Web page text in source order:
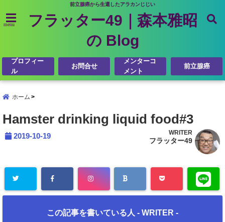
前立腺癌から生還したアラカンじじい
menu
フラッター49｜森本雅昭
の Blog
プロフィー
ル
お問合せ
メンターコ
メント
前立腺癌
ホーム
Hamster drinking liquid food#3
2019-10-19 WRITER
フラッター49
この記事を書いている人 - WRITER -